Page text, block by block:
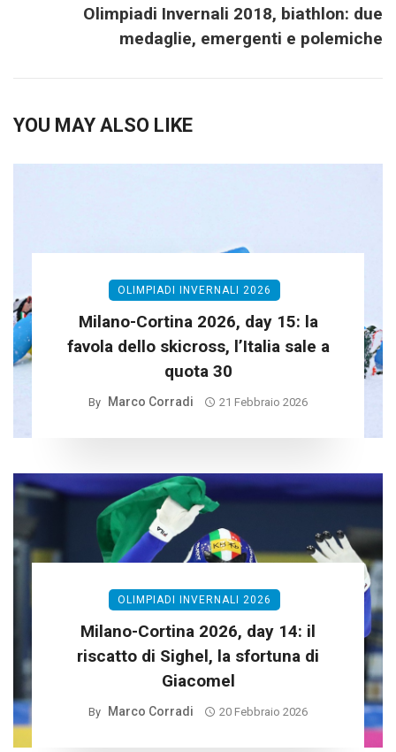
Olimpiadi Invernali 2018, biathlon: due
medaglie, emergenti e polemiche
YOU MAY ALSO LIKE
OLIMPIADI INVERNALI 2026
Milano-Cortina 2026, day 15: la
favola dello skicross, l’Italia sale a
quota 30
By Marco Corradi 21 Febbraio 2026
OLIMPIADI INVERNALI 2026
Milano-Cortina 2026, day 14: il
riscatto di Sighel, la sfortuna di
Giacomel
By Marco Corradi 20 Febbraio 2026